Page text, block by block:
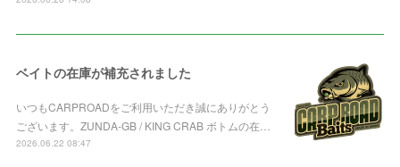
ベイトの在庫が補充されました
いつもCARPROADをご利用いただき誠にありがとう
ございます。ZUNDA-GB / KING CRAB ボトムの在…
2026.06.22 08:47